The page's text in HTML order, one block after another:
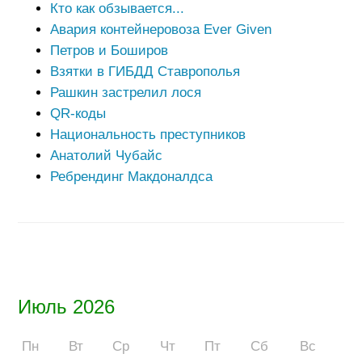
Июль 2026
Пн Вт Ср Чт Пт Сб Вс
Кто как обзывается...
Авария контейнеровоза Ever Given
Петров и Боширов
Взятки в ГИБДД Ставрополья
Рашкин застрелил лося
QR-коды
Национальность преступников
Анатолий Чубайс
Ребрендинг Макдоналдса